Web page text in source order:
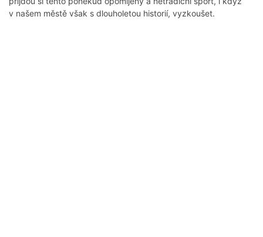
v našem městě však s dlouholetou historií, vyzkoušet.